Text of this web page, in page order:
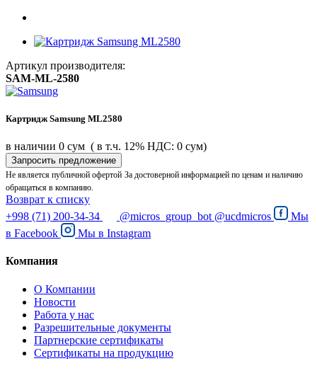
Артикул производителя:
SAM-ML-2580
Картридж Samsung ML2580
в наличии 0 сум ( в т.ч. 12% НДС: 0 сум)
Запросить предложение
Не является публичной офертой За достоверной информацией по ценам и наличию
обращаться в компанию.
Возврат к списку
+998 (71) 200-34-34
@micros_group_bot @ucdmicros
Мы
в Facebook Мы в Instagram
Компания
О Компании
Новости
Работа у нас
Разрешительные документы
Партнерские сертификаты
Сертификаты на продукцию